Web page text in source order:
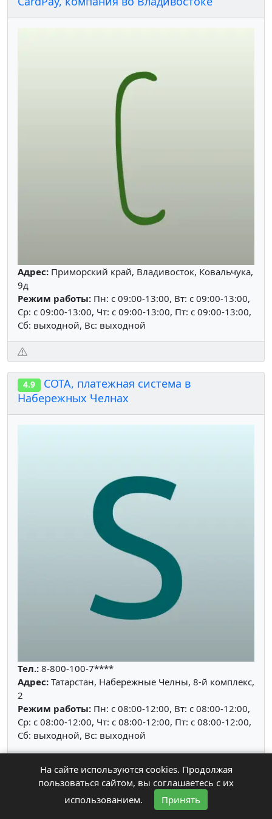
Адрес: Приморский край, Владивосток, Ковальчука,
9д
Режим работы: Пн: c 09:00-13:00, Вт: c 09:00-13:00,
Ср: c 09:00-13:00, Чт: c 09:00-13:00, Пт: c 09:00-13:00,
Сб: выходной, Вс: выходной
4.9
СОТА, платежная система в
Набережных Челнах
Тел.: 8-800-100-7****
Адрес: Татарстан, Набережные Челны, 8-й комплекс,
2
Режим работы: Пн: c 08:00-12:00, Вт: c 08:00-12:00,
Ср: c 08:00-12:00, Чт: c 08:00-12:00, Пт: c 08:00-12:00,
Сб: выходной, Вс: выходной
Юнитпэй, компания в Воронеже
На сайте используются cookies. Продолжая
пользоваться сайтом, вы соглашаетесь с их
использованием.
Принять